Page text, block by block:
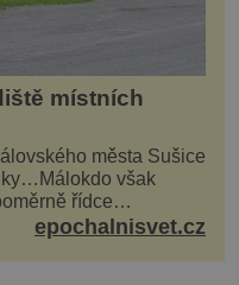
místních
města Sušice
však
řídce
Šumavy se nachází
epochalnisvet.cz